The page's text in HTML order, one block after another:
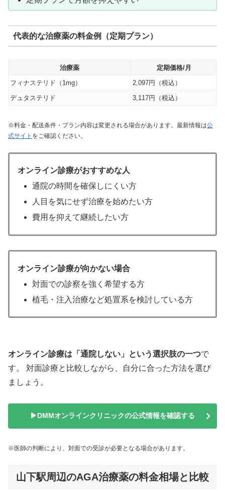
代表的な治療薬の料金例（定期プラン）
治療薬
定期価格/月
フィナステリド（1mg）
2,097円（税込）
デュタステリド
3,117円（税込）
※料金・配送条件・プラン内容は変更される場合があります。最新情報は公
式サイト をご確認ください。
オンライン診療がおすすめな人
通院の時間を確保しにくい方
人目を気にせず治療を始めたい方
費用を抑えて継続したい方
オンライン診療が向かない場合
対面での診察を強く希望する方
植毛・注入治療など処置系を検討している方
オンライン診療は「通院しない」という選択肢の一つで
す。 対面診療と比較しながら、自分に合った方法を選び
ましょう。
▶DMMオンラインクリニックの公式情報を確認する
※医師の判断により、対面での受診が必要となる場合があります。
山下駅周辺のAGA治療薬の料金相場と比較